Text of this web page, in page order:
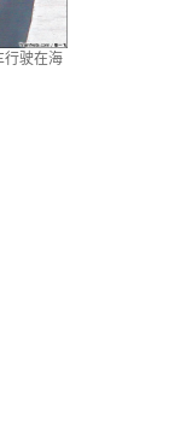
行驶在海